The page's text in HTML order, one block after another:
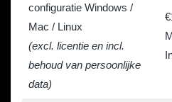
configuratie Windows /
Mac / Linux
(excl. licentie en incl.
behoud van persoonlijke
data)